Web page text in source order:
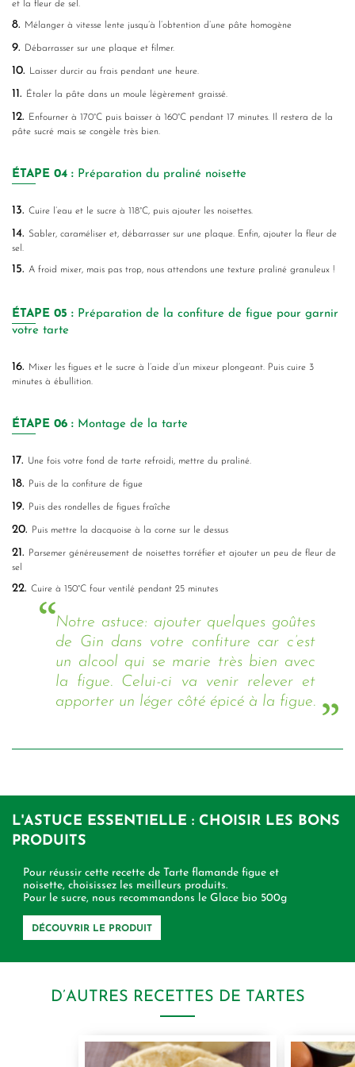
et la fleur de sel.
8. Mélanger à vitesse lente jusqu’à l’obtention d’une pâte homogène
9. Débarrasser sur une plaque et filmer.
10. Laisser durcir au frais pendant une heure.
11. Étaler la pâte dans un moule légèrement graissé.
12.
Enfourner à 170°C puis baisser à 160°C pendant 17 minutes. Il restera de la
pâte sucré mais se congèle très bien.
ÉTAPE 04 : Préparation du praliné noisette
13. Cuire l’eau et le sucre à 118°C, puis ajouter les noisettes.
14. Sabler, caraméliser et, débarrasser sur une plaque. Enfin, ajouter la fleur de
sel.
15. A froid mixer, mais pas trop, nous attendons une texture praliné granuleux !
ÉTAPE 05 : Préparation de la confiture de figue pour garnir
votre tarte
16.
Mixer les figues et le sucre à l’aide d’un mixeur plongeant. Puis cuire 3
minutes à ébullition.
ÉTAPE 06 : Montage de la tarte
17. Une fois votre fond de tarte refroidi, mettre du praliné.
18. Puis de la confiture de figue
19. Puis des rondelles de figues fraîche
20. Puis mettre la dacquoise à la corne sur le dessus
21.
Parsemer généreusement de noisettes torréfier et ajouter un peu de fleur de
sel
22. Cuire à 150°C four ventilé pendant 25 minutes
Notre astuce: ajouter quelques goûtes
de Gin dans votre confiture car c’est
un alcool qui se marie très bien avec
la figue. Celui-ci va venir relever et
apporter un léger côté épicé à la figue.
L'ASTUCE ESSENTIELLE : CHOISIR LES BONS
PRODUITS
Pour réussir cette recette de Tarte flamande figue et
noisette, choisissez les meilleurs produits.
Pour le sucre, nous recommandons le Glace bio 500g
DÉCOUVRIR LE PRODUIT
D’AUTRES RECETTES DE TARTES